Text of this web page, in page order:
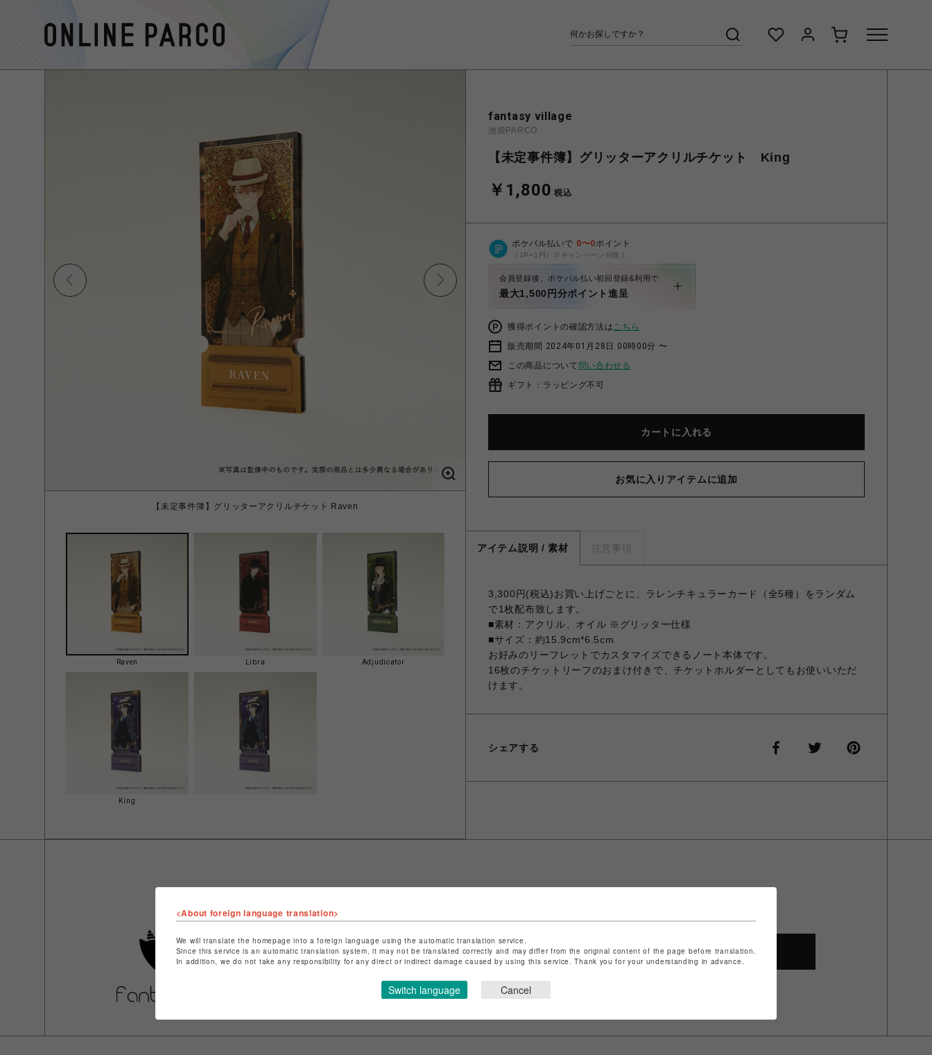
【未定事件簿】グリッターアクリルチケット Raven
Raven Libra Adjudicator
King
fantasy village
池袋PARCO
【未定事件簿】グリッターアクリルチケット King
￥1,800 税込
ポケパル払いで 0〜0ポイント
（1P=1円）※キャンペーン分除く
会員登録後、ポケパル払い初回登録&利用で
最大1,500円分ポイント進呈
獲得ポイントの確認方法はこちら
販売期間 2024年01月28日 00時00分 〜
この商品について 問い合わせる
ギフト：ラッピング不可
カートに入れる
お気に入りアイテムに追加
アイテム説明 / 素材 注意事項
3,300円(税込)お買い上げごとに、ラレンチキュラーカード（全5種）をランダム
で1枚配布致します。
■素材：アクリル、オイル ※グリッター仕様
■サイズ：約15.9cm*6.5cm
お好みのリーフレットでカスタマイズできるノート本体です。
16枚のチケットリーフのおまけ付きで、チケットホルダーとしてもお使いいただ
けます。
シェアする
ショップ名
fantasy village
店舗名
池袋PARCO
特定商取引法など法令に基づく表記はこちら
ショップお問い合わせはこちら
SHOP TOP
<About foreign language translation>
We will translate the homepage into a foreign language using the automatic translation service.
Since this service is an automatic translation system, it may not be translated correctly and may differ from the original content of the page before translation.
In addition, we do not take any responsibility for any direct or indirect damage caused by using this service. Thank you for your understanding in advance.
Switch language Cancel